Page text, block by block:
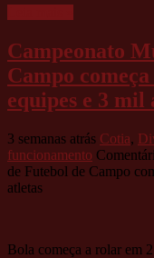
Campeonato
Campo
equipes e 3 mil
3 semanas atrás Cotia,
funcionamento
de Futebol de Campo
atletas
Bola começa a rolar em